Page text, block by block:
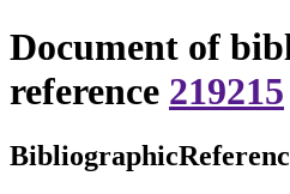
Document of
reference 219215